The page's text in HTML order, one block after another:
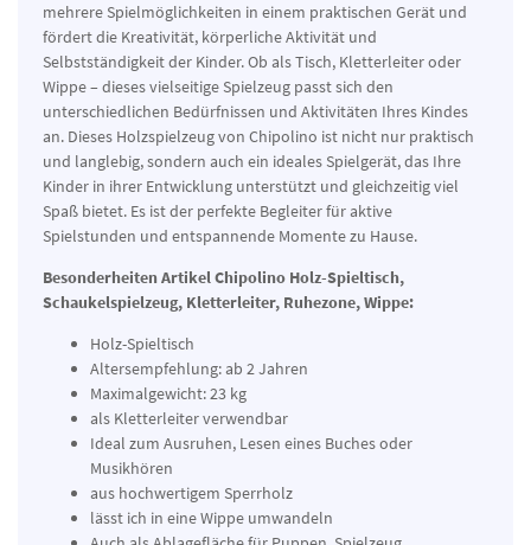
mehrere Spielmöglichkeiten in einem praktischen Gerät und
fördert die Kreativität, körperliche Aktivität und
Selbstständigkeit der Kinder. Ob als Tisch, Kletterleiter oder
Wippe – dieses vielseitige Spielzeug passt sich den
unterschiedlichen Bedürfnissen und Aktivitäten Ihres Kindes
an. Dieses Holzspielzeug von Chipolino ist nicht nur praktisch
und langlebig, sondern auch ein ideales Spielgerät, das Ihre
Kinder in ihrer Entwicklung unterstützt und gleichzeitig viel
Spaß bietet. Es ist der perfekte Begleiter für aktive
Spielstunden und entspannende Momente zu Hause.
Besonderheiten ArtikelChipolino Holz-Spieltisch,
Schaukelspielzeug, Kletterleiter, Ruhezone, Wippe:
Holz-Spieltisch
Altersempfehlung: ab 2 Jahren
Maximalgewicht: 23 kg
als Kletterleiter verwendbar
Ideal zum Ausruhen, Lesen eines Buches oder
Musikhören
aus hochwertigem Sperrholz
lässt ich in eine Wippe umwandeln